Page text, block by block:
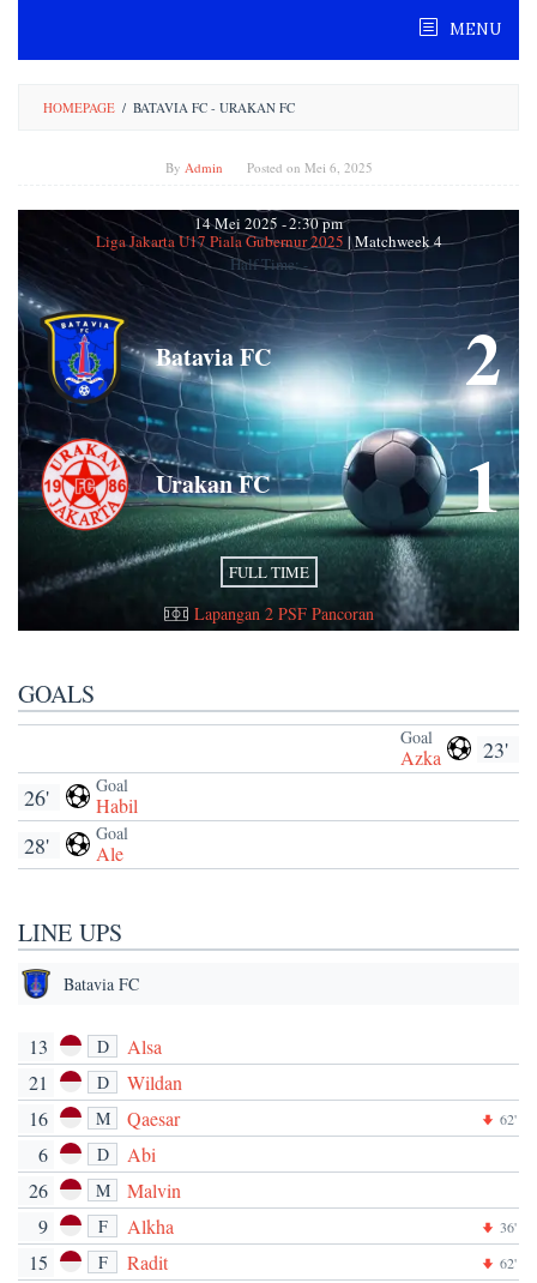
content
MENU
HOMEPAGE / BATAVIA FC - URAKAN FC
By Admin Posted on Mei 6, 2025
14 Mei 2025 -2:30 pm
Liga Jakarta U17 Piala Gubernur 2025 | Matchweek 4
Half Time: -
Batavia FC 2
Urakan FC 1
FULL TIME
Lapangan 2 PSF Pancoran
GOALS
23'
Goal
Azka
Goal
Habil
26'
Goal
Ale
28'
LINE UPS
Batavia FC
13 D
Alsa
21
D
Wildan
16
M Qaesar 62'
6 D
Abi
26
M
Malvin
9
F Alkha 36'
15 F Radit 62'